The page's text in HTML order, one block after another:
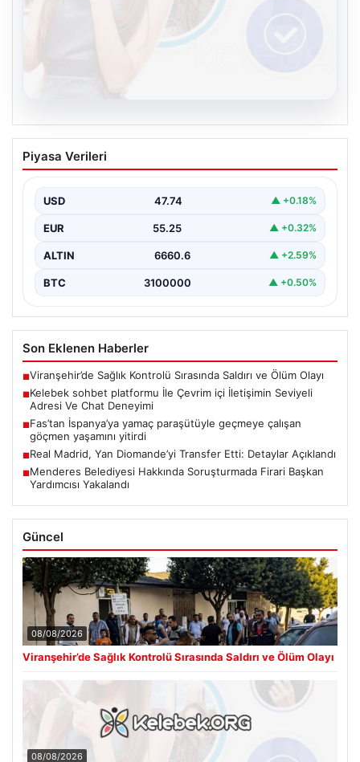
Kelebek sohbet platformu İle Çevrim içi
İletişimin Seviyeli Adresi Ve Chat
Dijital ortamında insanların güvenli bir tarzda bağlantı
Halen…
Piyasa Verileri
USD 47.74 ▲ +0.18%
EUR 55.25 ▲ +0.32%
ALTIN 6660.6 ▲ +2.59%
BTC 3100000 ▲ +0.50%
Son Eklenen Haberler
■Viranşehir’de Sağlık Kontrolü Sırasında Saldırı ve Ölüm Olayı
■Kelebek sohbet platformu İle Çevrim içi İletişimin Seviyeli
Adresi Ve Chat Deneyimi
■Fas’tan İspanya’ya yamaç paraşütüyle geçmeye çalışan
göçmen yaşamını yitirdi
■Real Madrid, Yan Diomande’yi Transfer Etti: Detaylar Açıklandı
■Menderes Belediyesi Hakkında Soruşturmada Firari Başkan
Yardımcısı Yakalandı
Güncel
08/08/2026
Viranşehir’de Sağlık Kontrolü Sırasında Saldırı ve Ölüm Olayı
08/08/2026